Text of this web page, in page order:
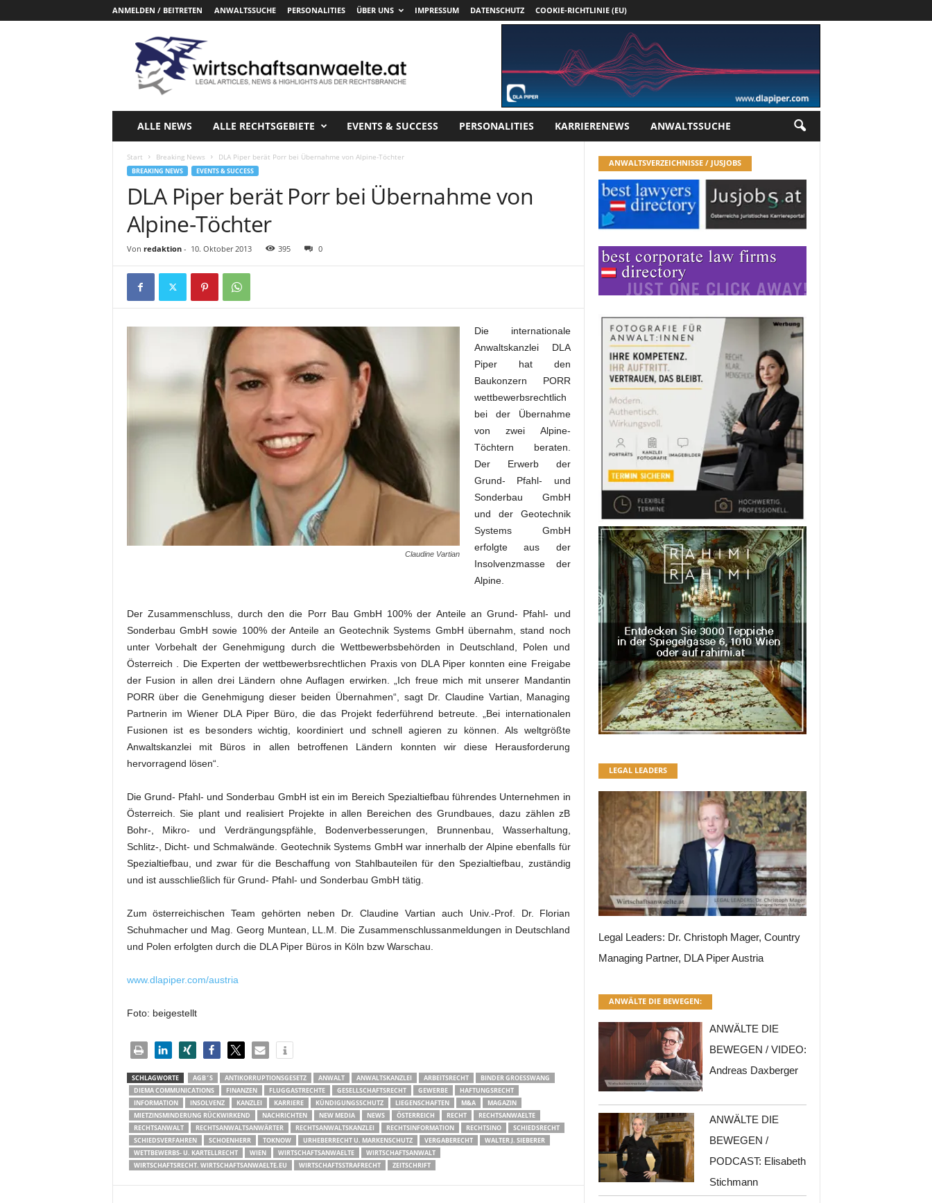
ANMELDEN / BEITRETEN ANWALTSSUCHE PERSONALITIES ÜBER UNS IMPRESSUM DATENSCHUTZ COOKIE-RICHTLINIE (EU)
l
.
ALLE NEWS ALLE RECHTSGEBIETE EVENTS & SUCCESS PERSONALITIES KARRIERENEWS ANWALTSSUCHE
Start Breaking News DLA Piper berät Porr bei Übernahme von Alpine-Töchter
BREAKING NEWS EVENTS & SUCCESS
DLA Piper berät Porr bei Übernahme von
Alpine-Töchter
Von redaktion- 10. Oktober 2013 395 0
Claudine Vartian
Die internationale
Anwaltskanzlei DLA
Piper hat den
Baukonzern PORR
wettbewerbsrechtlich
bei der Übernahme
von zwei Alpine-
Töchtern beraten.
Der Erwerb der
Grund- Pfahl- und
Sonderbau GmbH
und der Geotechnik
Systems GmbH
erfolgte aus der
Insolvenzmasse der
Alpine.
Der Zusammenschluss, durch den die Porr Bau GmbH 100% der Anteile an Grund- Pfahl- und
Sonderbau GmbH sowie 100% der Anteile an Geotechnik Systems GmbH übernahm, stand noch
unter Vorbehalt der Genehmigung durch die Wettbewerbsbehörden in Deutschland, Polen und
Österreich . Die Experten der wettbewerbsrechtlichen Praxis von DLA Piper konnten eine Freigabe
der Fusion in allen drei Ländern ohne Auflagen erwirken. „Ich freue mich mit unserer Mandantin
PORR über die Genehmigung dieser beiden Übernahmen“, sagt Dr. Claudine Vartian, Managing
Partnerin im Wiener DLA Piper Büro, die das Projekt federführend betreute. „Bei internationalen
Fusionen ist es besonders wichtig, koordiniert und schnell agieren zu können. Als weltgrößte
Anwaltskanzlei mit Büros in allen betroffenen Ländern konnten wir diese Herausforderung
hervorragend lösen“.
Die Grund- Pfahl- und Sonderbau GmbH ist ein im Bereich Spezialtiefbau führendes Unternehmen in
Österreich. Sie plant und realisiert Projekte in allen Bereichen des Grundbaues, dazu zählen zB
Bohr-, Mikro- und Verdrängungspfähle, Bodenverbesserungen, Brunnenbau, Wasserhaltung,
Schlitz-, Dicht- und Schmalwände. Geotechnik Systems GmbH war innerhalb der Alpine ebenfalls für
Spezialtiefbau, und zwar für die Beschaffung von Stahlbauteilen für den Spezialtiefbau, zuständig
und ist ausschließlich für Grund- Pfahl- und Sonderbau GmbH tätig.
Zum österreichischen Team gehörten neben Dr. Claudine Vartian auch Univ.-Prof. Dr. Florian
Schuhmacher und Mag. Georg Muntean, LL.M. Die Zusammenschlussanmeldungen in Deutschland
und Polen erfolgten durch die DLA Piper Büros in Köln bzw Warschau.
www.dlapiper.com/austria
Foto: beigestellt
SCHLAGWORTE AGB´S ANTIKORRUPTIONSGESETZ ANWALT ANWALTSKANZLEI ARBEITSRECHT
BINDER GROESSWANG
DIEMA COMMUNICATIONS
FINANZEN FLUGGASTRECHTE GESELLSCHAFTSRECHT GEWERBE
HAFTUNGSRECHT
INFORMATION
INSOLVENZ KANZLEI KARRIERE KÜNDIGUNGSSCHUTZ LIEGENSCHAFTEN M&A
MAGAZIN
MIETZINSMINDERUNG RÜCKWIRKEND
NACHRICHTEN NEW MEDIA NEWS ÖSTERREICH RECHT
RECHTSANWAELTE
RECHTSANWALT
RECHTSANWALTSANWÄRTER RECHTSANWALTSKANZLEI RECHTSINFORMATION RECHTSINO
SCHIEDSRECHT
SCHIEDSVERFAHREN
SCHOENHERR TOKNOW URHEBERRECHT U. MARKENSCHUTZ VERGABERECHT
WALTER J. SIEBERER
WETTBEWERBS- U. KARTELLRECHT
WIEN WIRTSCHAFTSANWAELTE
WIRTSCHAFTSANWALT
WIRTSCHAFTSRECHT. WIRTSCHAFTSANWAELTE.EU
WIRTSCHAFTSSTRAFRECHT ZEITSCHRIFT
ANWALTSVERZEICHNISSE / JUSJOBS
LEGAL LEADERS
Legal Leaders: Dr. Christoph Mager, Country
Managing Partner, DLA Piper Austria
ANWÄLTE DIE BEWEGEN:
ANWÄLTE DIE
BEWEGEN / VIDEO:
Andreas Daxberger
ANWÄLTE DIE
BEWEGEN /
PODCAST: Elisabeth
Stichmann